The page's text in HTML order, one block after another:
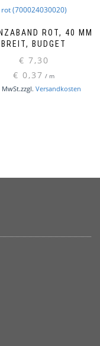
ROT, 40 MM
BREIT, BUDGET
€ 7,30
€ 0,37 / m
zzgl. Versandkosten